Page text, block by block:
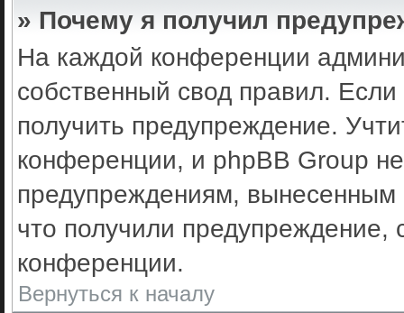
» Почему я получил
На каждой конференции
собственный свод правил.
получить предупреждение.
конференции, и phpBB Group
предупреждениям, вынесенным
что получили предупреждение,
конференции.
Вернуться к началу